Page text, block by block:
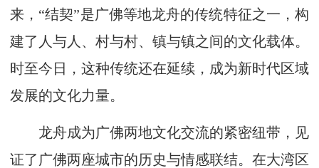
来，“结契”是广佛等地龙舟的传统特征之一，构
建了人与人、村与村、镇与镇之间的文化载体。
时至今日，这种传统还在延续，成为新时代区域
发展的文化力量。
龙舟成为广佛两地文化交流的紧密纽带，见
证了广佛两座城市的历史与情感联结。在大湾区